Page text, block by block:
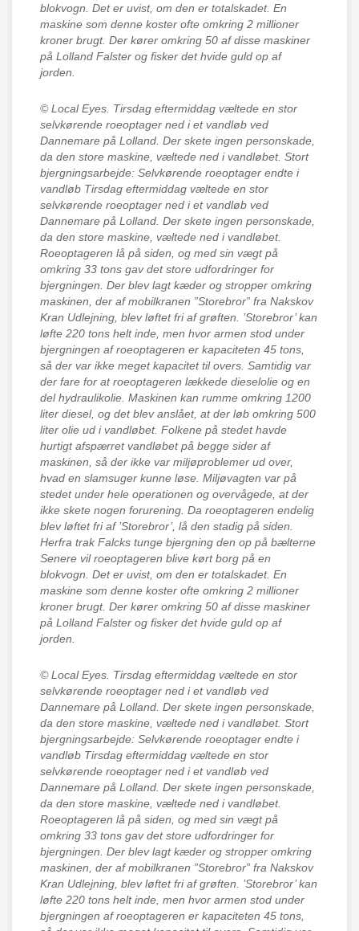
blokvogn. Det er uvist, om den er totalskadet. En
maskine som denne koster ofte omkring 2 millioner
kroner brugt. Der kører omkring 50 af disse maskiner
på Lolland Falster og fisker det hvide guld op af
jorden.
© Local Eyes. Tirsdag eftermiddag væltede en stor
selvkørende roeoptager ned i et vandløb ved
Dannemare på Lolland. Der skete ingen personskade,
da den store maskine, væltede ned i vandløbet. Stort
bjergningsarbejde: Selvkørende roeoptager endte i
vandløb Tirsdag eftermiddag væltede en stor
selvkørende roeoptager ned i et vandløb ved
Dannemare på Lolland. Der skete ingen personskade,
da den store maskine, væltede ned i vandløbet.
Roeoptageren lå på siden, og med sin vægt på
omkring 33 tons gav det store udfordringer for
bjergningen. Der blev lagt kæder og stropper omkring
maskinen, der af mobilkranen ”Storebror” fra Nakskov
Kran Udlejning, blev løftet fri af grøften. ’Storebror’ kan
løfte 220 tons helt inde, men hvor armen stod under
bjergningen af roeoptageren er kapaciteten 45 tons,
så der var ikke meget kapacitet til overs. Samtidig var
der fare for at roeoptageren lækkede dieselolie og en
del hydraulikolie. Maskinen kan rumme omkring 1200
liter diesel, og det blev anslået, at der løb omkring 500
liter olie ud i vandløbet. Folkene på stedet havde
hurtigt afspærret vandløbet på begge sider af
maskinen, så der ikke var miljøproblemer ud over,
hvad en slamsuger kunne løse. Miljøvagten var på
stedet under hele operationen og overvågede, at der
ikke skete nogen forurening. Da roeoptageren endelig
blev løftet fri af ’Storebror’, lå den stadig på siden.
Herfra trak Falcks tunge bjergning den op på bælterne
Senere vil roeoptageren blive kørt borg på en
blokvogn. Det er uvist, om den er totalskadet. En
maskine som denne koster ofte omkring 2 millioner
kroner brugt. Der kører omkring 50 af disse maskiner
på Lolland Falster og fisker det hvide guld op af
jorden.
© Local Eyes. Tirsdag eftermiddag væltede en stor
selvkørende roeoptager ned i et vandløb ved
Dannemare på Lolland. Der skete ingen personskade,
da den store maskine, væltede ned i vandløbet. Stort
bjergningsarbejde: Selvkørende roeoptager endte i
vandløb Tirsdag eftermiddag væltede en stor
selvkørende roeoptager ned i et vandløb ved
Dannemare på Lolland. Der skete ingen personskade,
da den store maskine, væltede ned i vandløbet.
Roeoptageren lå på siden, og med sin vægt på
omkring 33 tons gav det store udfordringer for
bjergningen. Der blev lagt kæder og stropper omkring
maskinen, der af mobilkranen ”Storebror” fra Nakskov
Kran Udlejning, blev løftet fri af grøften. ’Storebror’ kan
løfte 220 tons helt inde, men hvor armen stod under
bjergningen af roeoptageren er kapaciteten 45 tons,